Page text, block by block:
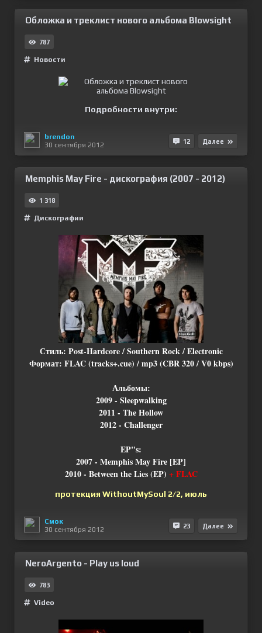
Обложка и треклист нового альбома Blowsight
787
Новости
Подробности внутри:
brendon
30 сентября 2012
12 Далее
Memphis May Fire - дискография (2007 - 2012)
1 318
Дискографии
Стиль: Post-Hardcore / Southern Rock / Electronic
Формат: FLAC (tracks+.cue) / mp3 (CBR 320 / V0 kbps)
Альбомы:
2009 - Sleepwalking
2011 - The Hollow
2012 - Challenger
EP"s:
2007 - Memphis May Fire [EP]
2010 - Between the Lies (EP) + FLAC
протекция WithoutMySoul 2/2, июль
Смок
30 сентября 2012
23 Далее
NeroArgento - Play us loud
783
Video